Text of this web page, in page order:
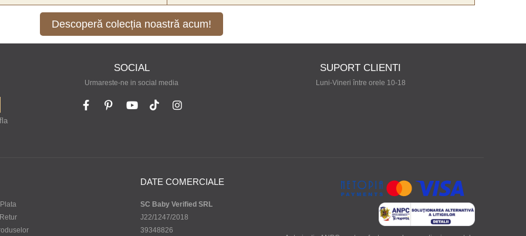
Descoperă colecția noastră acum!
SOCIAL
Urmareste-ne in social media
SUPORT CLIENTI
Luni-Vineri între orele 10-18
DATE COMERCIALE
SC Baby Verified SRL
J22/1247/2018
39348826